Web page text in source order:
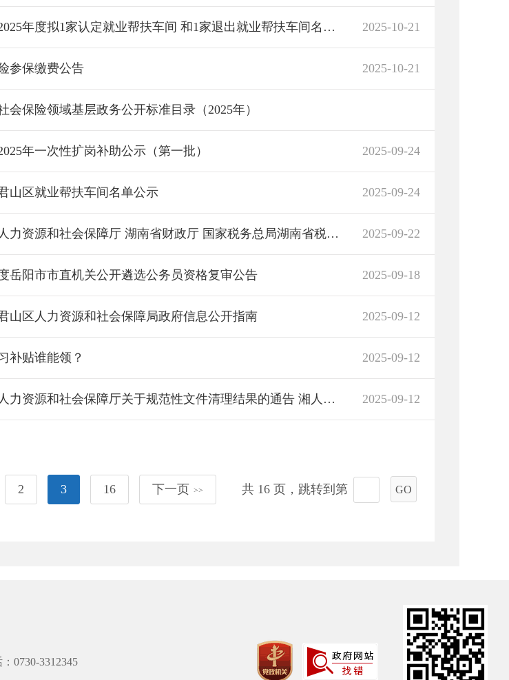
君山区2025年度拟1家认定就业帮扶车间 和1家退出就业帮扶车间名单公示 2025-10-21
参保缴费公告 2025-10-21
会保险领域基层政务公开标准目录（2025年）
年一次性扩岗补助公示（第一批） 2025-09-24
山区就业帮扶车间名单公示 2025-09-24
湖南省人力资源和社会保障厅 湖南省财政厅 国家税务总局湖南省税务局关于公布2025年社会保险缴费基准值和计发基数的通知 2025-09-22
岳阳市市直机关公开遴选公务员资格复审公告 2025-09-18
山区人力资源和社会保障局政府信息公开指南 2025-09-12
补贴谁能领？ 2025-09-12
湖南省人力资源和社会保障厅关于规范性文件清理结果的通告 湘人社规〔2025〕13号 2025-09-12
2 3 16 下一页 >> 共 16 页，跳转到第 GO
0730-3312345